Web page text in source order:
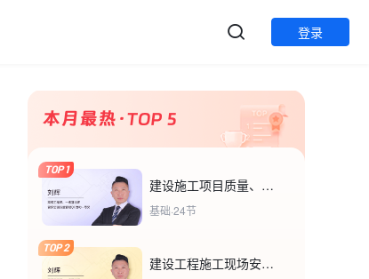
登录
TOP 1
建设施工项目质量、安全管理基本程序及要素分析
基础·24节
TOP 2
建设工程施工现场安全事故类别与预防措施